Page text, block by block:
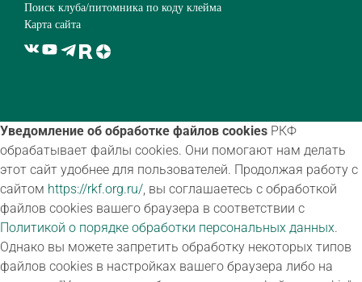
Поиск клуба/питомника по коду клейма
Карта сайта
Уведомление об обработке файлов cookies РКФ
обрабатывает файлы cookies. Они помогают нам делать
этот сайт удобнее для пользователей. Продолжая работу с
сайтом https://rkf.org.ru/ , вы соглашаетесь с обработкой
файлов cookies вашего браузера в соответствии с
Политикой о порядке обработки персональных данных.
Однако вы можете запретить обработку некоторых типов
файлов cookies в настройках вашего браузера либо на